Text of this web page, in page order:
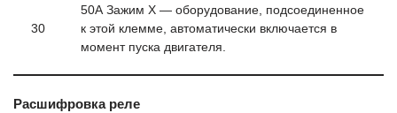
30
50А Зажим X — оборудование, подсоединенное
к этой клемме, автоматически включается в
момент пуска двигателя.
Расшифровка реле